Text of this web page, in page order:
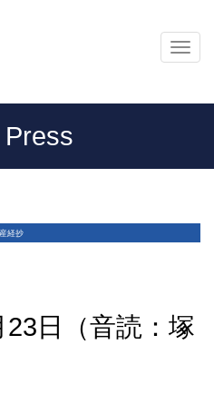
メ
ニ
ー
産経抄
23日（音読：塚